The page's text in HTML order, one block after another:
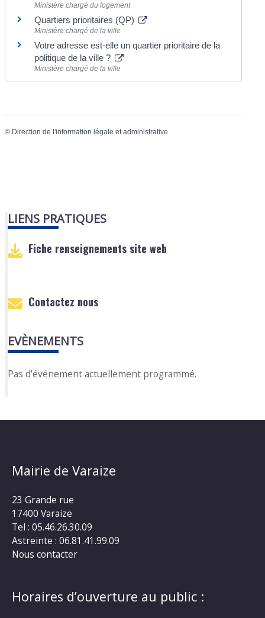
Ministère chargé du logement
Quartiers prioritaires (QP)
Ministère chargé de la ville
Votre adresse est-elle un quartier prioritaire de la
politique de la ville ?
Ministère chargé de la ville
© Direction de l'information légale et administrative
LIENS PRATIQUES
Fiche renseignements site web
Contactez nous
EVÈNEMENTS
Pas d'événement actuellement programmé.
Mairie de Varaize
23 Grande rue
17400 Varaize
Tel : 05.46.26.30.09
Astreinte : 06.81.41.99.09
Nous contacter
Horaires d’ouverture au public :